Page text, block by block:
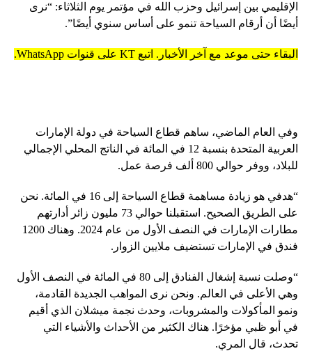
الإقليمي بين إسرائيل وحزب الله في مؤتمر يوم الثلاثاء: “نرى
أيضًا أن أرقام السياحة تنمو على أساس سنوي أيضًا”.
البقاء حتى موعد مع آخر الأخبار. اتبع KT على قنوات WhatsApp.
وفي العام الماضي، ساهم قطاع السياحة في دولة الإمارات
العربية المتحدة بنسبة 12 في المائة في الناتج المحلي الإجمالي
للبلاد، ووفر حوالي 800 ألف فرصة عمل.
“هدفي هو زيادة مساهمة قطاع السياحة إلى 16 في المائة. نحن
على الطريق الصحيح. استقبلنا حوالي 73 مليون زائر أدارتهم
مطارات الإمارات في النصف الأول من عام 2024. وهناك 1200
فندق في الإمارات تستضيف ملايين الزوار.
“وصلت نسبة إشغال الفنادق إلى 80 في المائة في النصف الأول
وهي الأعلى في العالم. ونحن نرى المواهب الجديدة القادمة،
ونمو المأكولات والمشروبات، وحدث نجمة ميشلان الذي أقيم
في أبو ظبي مؤخرًا. هناك الكثير من الأحداث والأشياء التي
تحدث، قال المري.